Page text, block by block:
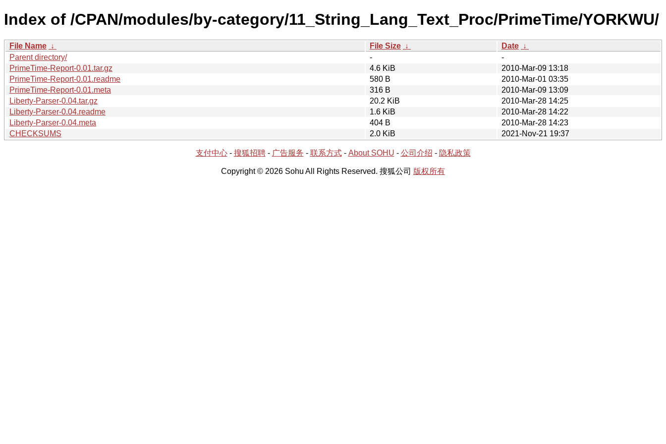
Index of /CPAN/modules/by-category/11_String_Lang_Text_Proc/PrimeTime/YORKWU/
File Name ↓ File Size ↓ Date ↓
Parent directory/
-
-
PrimeTime-Report-0.01.tar.gz
4.6 KiB
2010-Mar-09 13:18
PrimeTime-Report-0.01.readme
580 B
2010-Mar-01 03:35
PrimeTime-Report-0.01.meta
316 B
2010-Mar-09 13:09
Liberty-Parser-0.04.tar.gz
20.2 KiB
2010-Mar-28 14:25
Liberty-Parser-0.04.readme
1.6 KiB
2010-Mar-28 14:22
Liberty-Parser-0.04.meta
404 B
2010-Mar-28 14:23
CHECKSUMS
2.0 KiB 2021-Nov-21 19:37
支付中心- 搜狐招聘- 广告服务 - 联系方式- About SOHU - 公司介绍 - 隐私政策
Copyright © 2026 Sohu All Rights Reserved. 搜狐公司 版权所有